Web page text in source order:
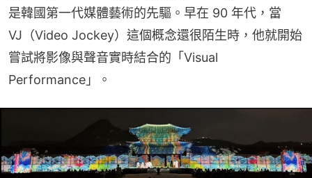
是韓國第一代媒體藝術的先驅。早在 90 年代，當
VJ（Video Jockey）這個概念還很陌生時，他就開始
嘗試將影像與聲音實時結合的「Visual
Performance」。